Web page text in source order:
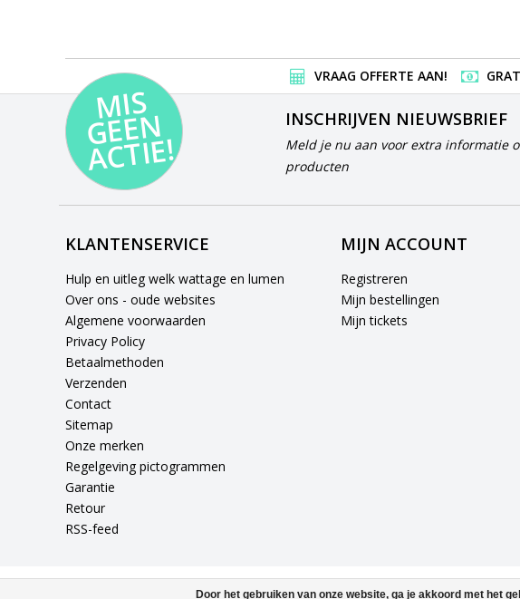
VRAAG OFFERTE AAN!
MI
S
G
E
E
N
A
C
TI
E!
INSCHRIJVEN NIEUWSBRIEF
Meld je nu aan voor extra informatie
producten
KLANTENSERVICE
Hulp en uitleg welk wattage en lumen
Over ons - oude websites
Algemene voorwaarden
Privacy Policy
Betaalmethoden
Verzenden
Contact
Sitemap
Onze merken
Regelgeving pictogrammen
Garantie
Retour
RSS-feed
MIJN ACCOUNT
Registreren
Mijn bestellingen
Mijn tickets
Door het gebruiken van onze website, ga je akkoord met het